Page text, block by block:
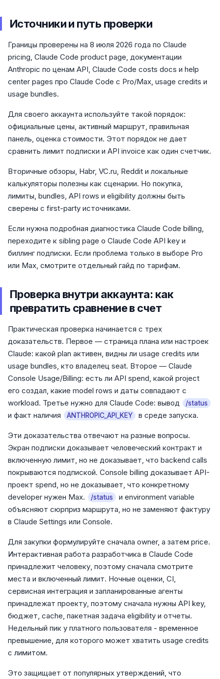
Источники и путь проверки
Границы проверены на 8 июля 2026 года по Claude
pricing, Claude Code product page, документации
Anthropic по ценам API, Claude Code costs docs и help
center pages про Claude Code с Pro/Max, usage credits и
usage bundles.
Для своего аккаунта используйте такой порядок:
официальные цены, активный маршрут, правильная
панель, оценка стоимости. Этот порядок не дает
сравнить лимит подписки и API invoice как один счетчик.
Вторичные обзоры, Habr, VC.ru, Reddit и локальные
калькуляторы полезны как сценарии. Но покупка,
лимиты, bundles, API rows и eligibility должны быть
сверены с first-party источниками.
Если нужна подробная диагностика Claude Code billing,
переходите к sibling page о Claude Code API key и
биллинг подписки. Если проблема только в выборе Pro
или Max, смотрите отдельный гайд по тарифам.
Проверка внутри аккаунта: как
превратить сравнение в счет
Практическая проверка начинается с трех
доказательств. Первое — страница плана или настроек
Claude: какой plan активен, видны ли usage credits или
usage bundles, кто владелец seat. Второе — Claude
Console Usage/Billing: есть ли API spend, какой project
его создал, какие model rows и даты совпадают с
workload. Третье нужно для Claude Code: вывод
/status
и факт наличия ANTHROPIC_API_KEY в среде запуска.
Эти доказательства отвечают на разные вопросы.
Экран подписки доказывает человеческий контракт и
включенную лимит, но не доказывает, что backend calls
покрываются подпиской. Console billing доказывает API-
проект spend, но не доказывает, что конкретному
developer нужен Max.
/status
и environment variable
объясняют сюрприз маршрута, но не заменяют фактуру
в Claude Settings или Console.
Для закупки формулируйте сначала owner, а затем price.
Интерактивная работа разработчика в Claude Code
принадлежит человеку, поэтому сначала смотрите
места и включенный лимит. Ночные оценки, CI,
сервисная интеграция и запланированные агенты
принадлежат проекту, поэтому сначала нужны API key,
бюджет, cache, пакетная задача eligibility и отчеты.
Недельный пик у платного пользователя - временное
превышение, для которого может хватить usage credits
с лимитом.
Это защищает от популярных утверждений, что